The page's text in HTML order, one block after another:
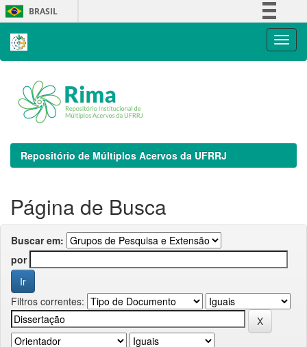
Skip
navigation
BRASIL
Repositório de Múltiplos Acervos da UFRRJ
Página de Busca
Buscar em:
por
Filtros correntes: